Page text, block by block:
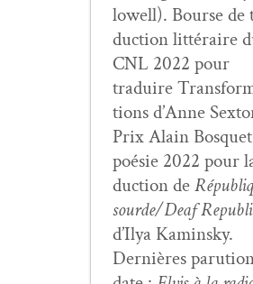
low­ell). Bourse
duc­tion lit­téraire
CNL 2022 pour
traduire
tions d’Anne
Prix Alain
poésie 2022 pour
duc­tion de
sourde/Deaf
d’Ilya Kamin­sky.
Dernières